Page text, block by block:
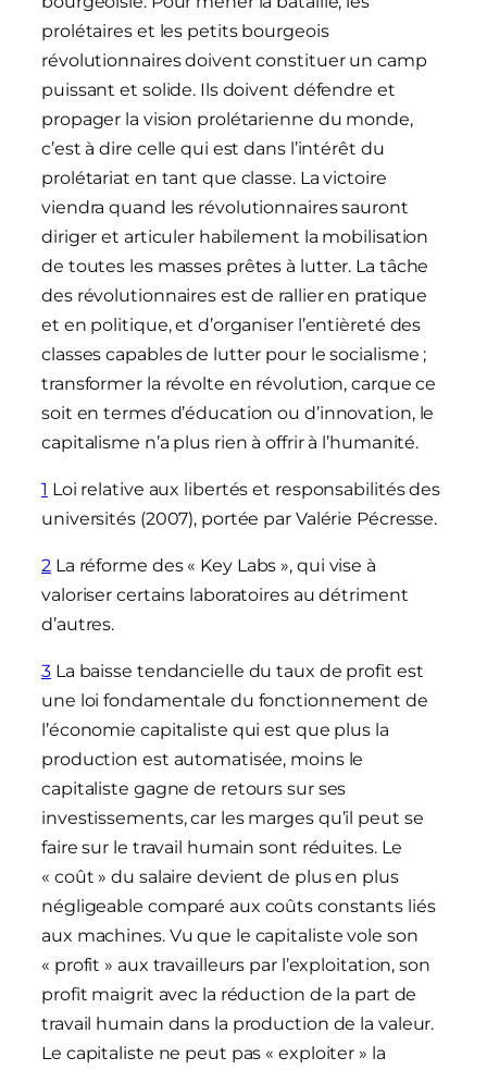
prolétaires et les petits bourgeois
révolutionnaires doivent constituer un camp
puissant et solide. Ils doivent défendre et
propager la vision prolétarienne du monde,
c’est à dire celle qui est dans l’intérêt du
prolétariat en tant que classe. La victoire
viendra quand les révolutionnaires sauront
diriger et articuler habilement la mobilisation
de toutes les masses prêtes à lutter. La tâche
des révolutionnaires est de rallier en pratique
et en politique, et d’organiser l’entièreté des
classes capables de lutter pour le socialisme ;
transformer la révolte en révolution, carque ce
soit en termes d’éducation ou d’innovation, le
capitalisme n’a plus rien à offrir à l’humanité.
1 Loi relative aux libertés et responsabilités des
universités (2007), portée par Valérie Pécresse.
2La réforme des « Key Labs », qui vise à
valoriser certains laboratoires au détriment
d’autres.
3La baisse tendancielle du taux de profit est
une loi fondamentale du fonctionnement de
l’économie capitaliste qui est que plus la
production est automatisée, moins le
capitaliste gagne de retours sur ses
investissements, car les marges qu’il peut se
faire sur le travail humain sont réduites. Le
« coût » du salaire devient de plus en plus
négligeable comparé aux coûts constants liés
aux machines. Vu que le capitaliste vole son
« profit » aux travailleurs par l’exploitation, son
profit maigrit avec la réduction de la part de
travail humain dans la production de la valeur.
Le capitaliste ne peut pas « exploiter » la